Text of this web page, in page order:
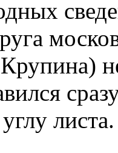
листа.